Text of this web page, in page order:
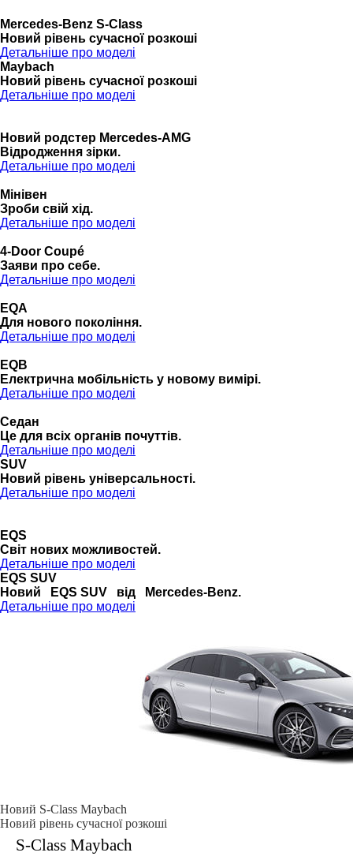
Mercedes-Benz S-Class
Новий рівень сучасної розкоші
Детальніше про моделі
Maybach
Новий рівень сучасної розкоші
Детальніше про моделі
Новий родстер Mercedes-AMG
Відродження зірки.
Детальніше про моделі
Мінівен
Зроби свій хід.
Детальніше про моделі
4-Door Coupé
Заяви про себе.
Детальніше про моделі
EQA
Для нового покоління.
Детальніше про моделі
EQB
Електрична мобільність у новому вимірі.
Детальніше про моделі
Седан
Це для всіх органів почуттів.
Детальніше про моделі
SUV
Новий рівень універсальності.
Детальніше про моделі
EQS
Cвіт нових можливостей.
Детальніше про моделі
EQS SUV
Новий EQS SUV від Mercedes-Benz.
Детальніше про моделі
Новий S-Class Maybach
Новий рівень сучасної розкоші
S-Class Maybach